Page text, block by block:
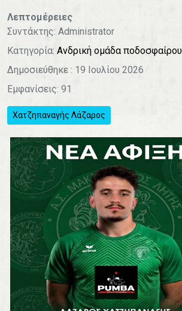
Λεπτομέρειες
Συντάκτης: Administrator
Κατηγορία: Ανδρική ομάδα ποδοσφαίρου
Δημοσιεύθηκε : 19 Ιουλίου 2026
Εμφανίσεις: 91
Χατζηπαναγής Λάζαρος